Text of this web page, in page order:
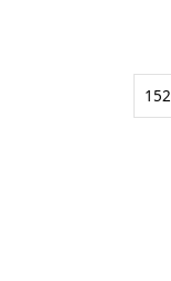
152